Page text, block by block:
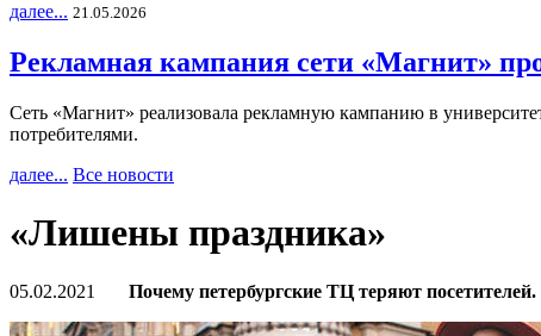
далее... 21.05.2026
Рекламная кампания сети «Магнит»
Сеть «Магнит» реализовала рекламную кампанию в
потребителями.
далее... Все новости
«Лишены праздника»
05.02.2021 Почему петербургские ТЦ теряют посетителей.